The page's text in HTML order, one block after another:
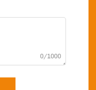
0/1000